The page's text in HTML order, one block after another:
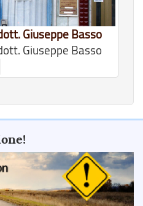
Giuseppe Basso
Giuseppe Basso